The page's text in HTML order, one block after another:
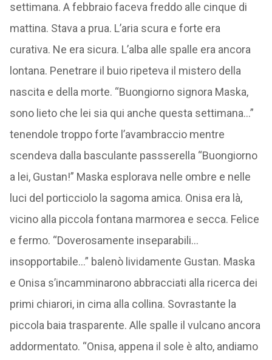
settimana. A febbraio faceva freddo alle cinque di
mattina. Stava a prua. L’aria scura e forte era
curativa. Ne era sicura. L’alba alle spalle era ancora
lontana. Penetrare il buio ripeteva il mistero della
nascita e della morte. “Buongiorno signora Maska,
sono lieto che lei sia qui anche questa settimana…”
tenendole troppo forte l’avambraccio mentre
scendeva dalla basculante passserella “Buongiorno
a lei, Gustan!” Maska esplorava nelle ombre e nelle
luci del porticciolo la sagoma amica. Onisa era là,
vicino alla piccola fontana marmorea e secca. Felice
e fermo. “Doverosamente inseparabili…
insopportabile…” balenò lividamente Gustan. Maska
e Onisa s’incamminarono abbracciati alla ricerca dei
primi chiarori, in cima alla collina. Sovrastante la
piccola baia trasparente. Alle spalle il vulcano ancora
addormentato. “Onisa, appena il sole è alto, andiamo